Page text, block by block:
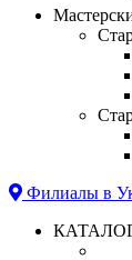
Филиалы в